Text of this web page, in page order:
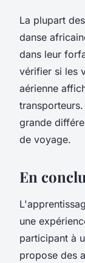
La plupart
danse
dans leur
vérifier si les
aérienne
grande
de voyage.
En
une
participant à
propose des